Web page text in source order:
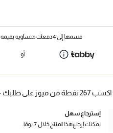
قسمها إلى 4 دفعات متساوية بقيمة
أو
اكسب 267 نقطة من ميوز على طلبك -
إسترجاع سهل
يمكنك إرجاع هذا المنتج خلال 7 يومًا.